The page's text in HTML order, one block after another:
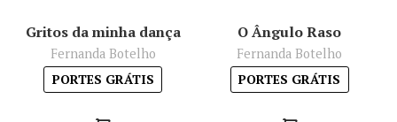
Gritos da minha dança
Fernanda Botelho
PORTES GRÁTIS
O Ângulo Raso
Fernanda Botelho
PORTES GRÁTIS